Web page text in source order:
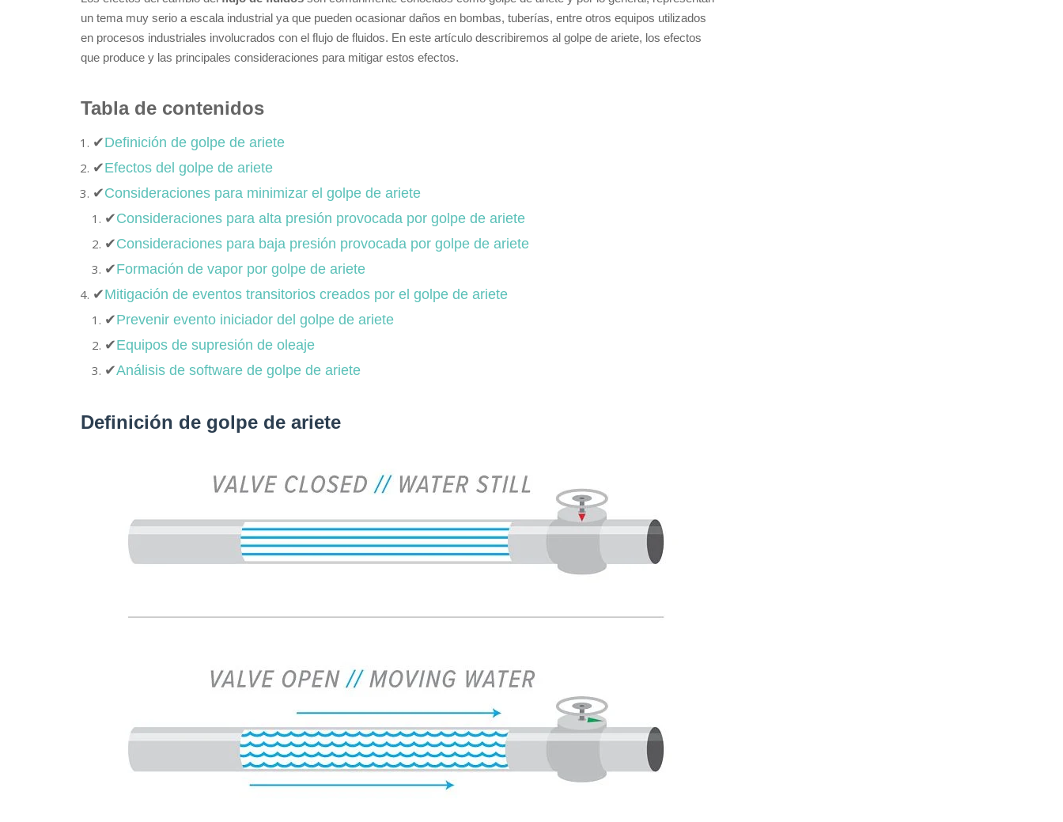
un tema muy serio a escala industrial ya que pueden ocasionar daños en bombas, tuberías, entre otros equipos utilizados
en procesos industriales involucrados con el flujo de fluidos. En este artículo describiremos al golpe de ariete, los efectos
que produce y las principales consideraciones para mitigar estos efectos.
Tabla de contenidos
✔Definición de golpe de ariete
✔Efectos del golpe de ariete
✔Consideraciones para minimizar el golpe de ariete
✔Consideraciones para alta presión provocada por golpe de ariete
✔Consideraciones para baja presión provocada por golpe de ariete
✔Formación de vapor por golpe de ariete
✔Mitigación de eventos transitorios creados por el golpe de ariete
✔Prevenir evento iniciador del golpe de ariete
✔Equipos de supresión de oleaje
✔Análisis de software de golpe de ariete
Definición de golpe de ariete